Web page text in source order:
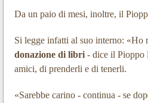
Da un paio di mesi, inoltre, il
Si legge infatti al suo interno: «Ho
donazione di libri- dice il Pioppo
amici, di prenderli e di tenerli.
«Sarebbe carino - continua - se